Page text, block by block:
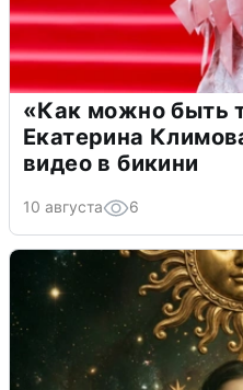
«Как можно быть
Екатерина
видео в бикини
10 августа 6